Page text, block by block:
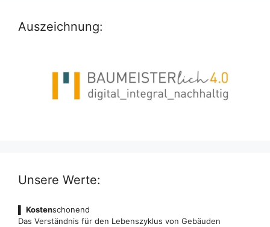
Auszeichnung:
Unsere Werte:
Kostenschonend
Das Verständnis für den Lebenszyklus von Gebäuden